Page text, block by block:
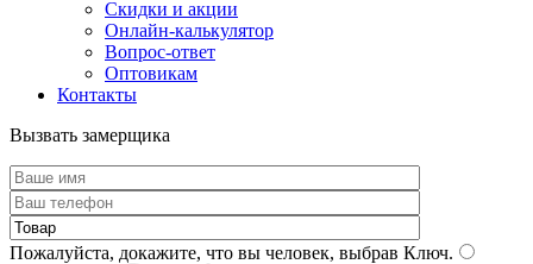
Скидки и акции
Онлайн-калькулятор
Вопрос-ответ
Оптовикам
Контакты
Вызвать замерщика
Пожалуйста, докажите, что вы человек, выбрав Ключ.